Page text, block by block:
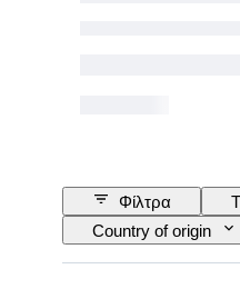
Φίλτρα
Country of origin
Περιοχή κρασιού